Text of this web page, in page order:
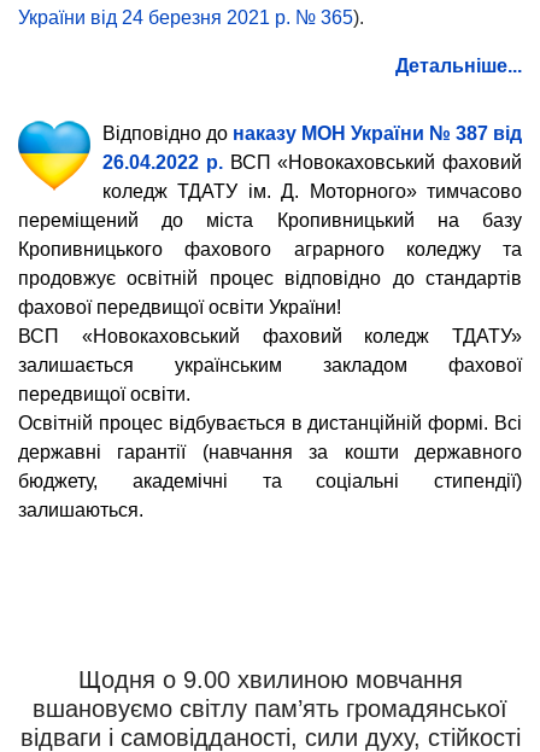
України від 24 березня 2021 р. № 365).
Детальніше...
Відповідно до наказу МОН України № 387 від
26.04.2022 р.ВСП «Новокаховський фаховий
коледж ТДАТУ ім. Д. Моторного» тимчасово
переміщений до міста Кропивницький на базу
Кропивницького фахового аграрного коледжу та
продовжує освітній процес відповідно до стандартів
фахової передвищої освіти України!
ВСП «Новокаховський фаховий коледж ТДАТУ»
залишається українським закладом фахової
передвищої освіти.
Освітній процес відбувається в дистанційній формі. Всі
державні гарантії (навчання за кошти державного
бюджету, академічні та соціальні стипендії)
залишаються.
Щодня о 9.00 хвилиною мовчання
вшановуємо світлу пам’ять громадянської
відваги і самовідданості, сили духу, стійкості